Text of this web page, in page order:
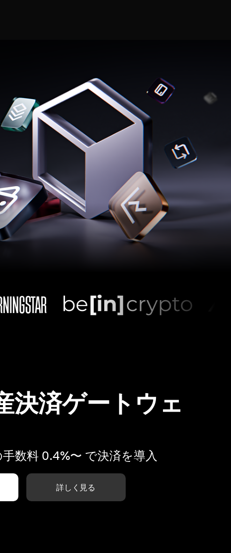
決済ゲートウェ
数料 0.4%〜 で決済を導入
詳しく見る